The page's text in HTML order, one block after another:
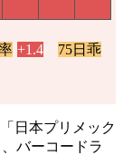
+1.4
75日乖
日本プリメック
バーコードラ